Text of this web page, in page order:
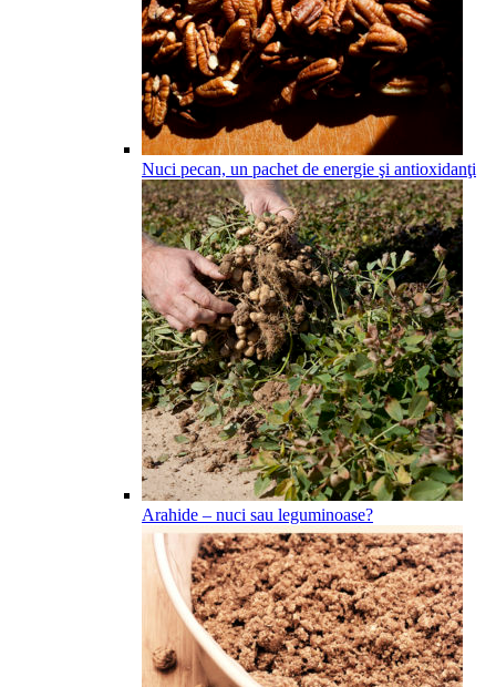
Nuci pecan, un pachet de energie şi antioxidanţi
Arahide – nuci sau leguminoase?